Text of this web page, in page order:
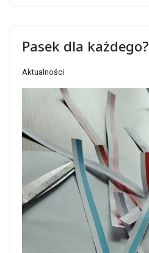
Pasek dla każdego?
Aktualności